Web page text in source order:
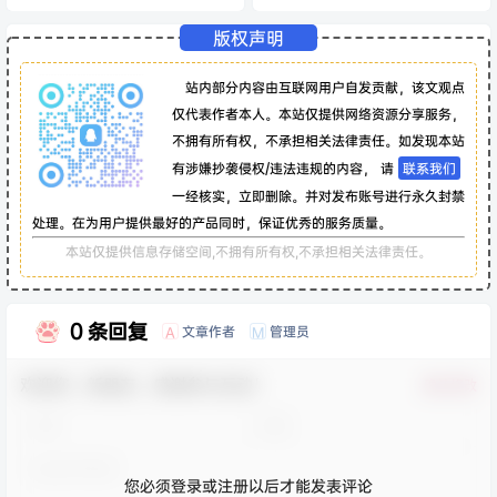
版权声明
站内部分内容由互联网用户自发贡献，该文观点
仅代表作者本人。本站仅提供网络资源分享服务，
不拥有所有权，不承担相关法律责任。如发现本站
有涉嫌抄袭侵权/违法违规的内容， 请 联系我们
一经核实，立即删除。并对发布账号进行永久封禁
处理。在为用户提供最好的产品同时，保证优秀的服务质量。
本站仅提供信息存储空间,不拥有所有权,不承担相关法律责任。
0 条回复 A 文章作者 M 管理员
您必须登录或注册以后才能发表评论